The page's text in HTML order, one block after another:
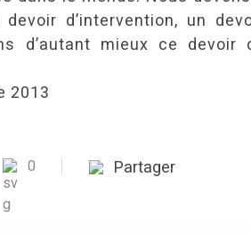
d’intervention, un
d’autant mieux ce
2013
0 Partager